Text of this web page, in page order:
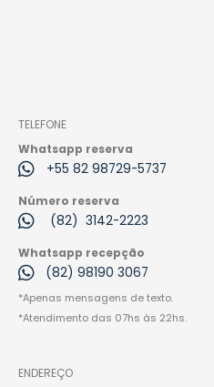
TELEFONE
Whatsapp reserva
+55 82 98729-5737
Número reserva
(82) 3142-2223
Whatsapp recepção
(82) 98190 3067
*Apenas mensagens de texto.
*Atendimento das 07hs às 22hs.
ENDEREÇO